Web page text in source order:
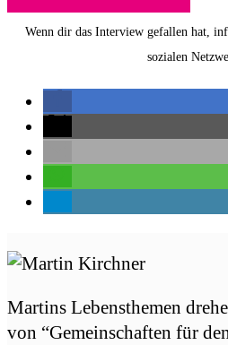
Wenn dir das Interview gefallen hat,
sozialen
Martins Lebensthemen
von “Gemeinschaften für